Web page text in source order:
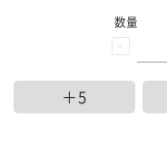
-
数量
＋5